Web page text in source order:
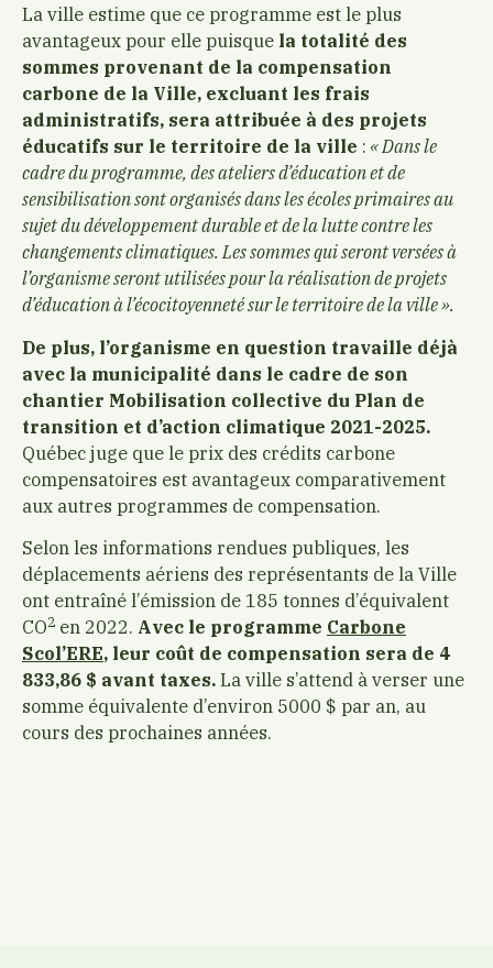
La ville estime que ce programme est le plus
avantageux pour elle puisque la totalité des
sommes provenant de la compensation
carbone de la Ville, excluant les frais
administratifs, sera attribuée à des projets
éducatifs sur le territoire de la ville : « Dans le
cadre du programme, des ateliers d’éducation et de
sensibilisation sont organisés dans les écoles primaires au
sujet du développement durable et de la lutte contre les
changements climatiques. Les sommes qui seront versées à
l’organisme seront utilisées pour la réalisation de projets
d’éducation à l’écocitoyenneté sur le territoire de la ville ».
De plus, l’organisme en question travaille déjà
avec la municipalité dans le cadre de son
chantier Mobilisation collective du Plan de
transition et d’action climatique 2021-2025.
Québec juge que le prix des crédits carbone
compensatoires est avantageux comparativement
aux autres programmes de compensation.
Selon les informations rendues publiques, les
déplacements aériens des représentants de la Ville
ont entraîné l’émission de 185 tonnes d’équivalent
CO2 en 2022. Avec le programme Carbone
Scol’ERE, leur coût de compensation sera de 4
833,86 $ avant taxes.La ville s’attend à verser une
somme équivalente d’environ 5000 $ par an, au
cours des prochaines années.